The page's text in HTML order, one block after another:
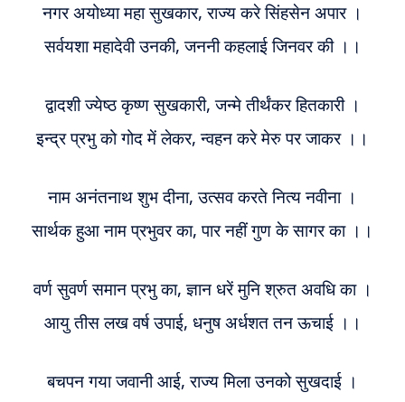
About
नगर अयोध्या महा सुखकार, राज्य करे सिंहसेन अपार ।
सर्वयशा महादेवी उनकी, जननी कहलाई जिनवर की ।।
द्वादशी ज्येष्ठ कृष्ण सुखकारी, जन्मे तीर्थंकर हितकारी ।
इन्द्र प्रभु को गोद में लेकर, न्वहन करे मेरु पर जाकर ।।
नाम अनंतनाथ शुभ दीना, उत्सव करते नित्य नवीना ।
सार्थक हुआ नाम प्रभुवर का, पार नहीं गुण के सागर का ।।
वर्ण सुवर्ण समान प्रभु का, ज्ञान धरें मुनि श्रुत अवधि का ।
आयु तीस लख वर्ष उपाई, धनुष अर्धशत तन ऊचाई ।।
बचपन गया जवानी आई, राज्य मिला उनको सुखदाई ।